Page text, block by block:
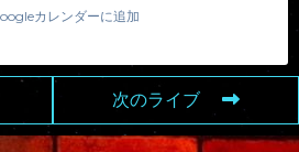
カレンダーに追加
次のライブ